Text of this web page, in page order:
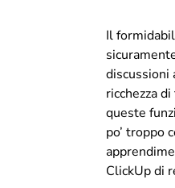
Il
discussioni
ricchezza
queste
po’ troppo
ClickUp di